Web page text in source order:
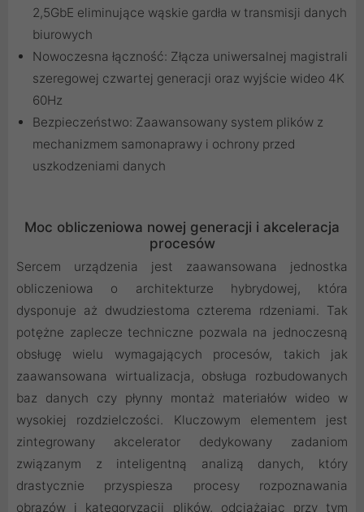
2,5GbE eliminujące wąskie gardła w transmisji danych
biurowych
Nowoczesna łączność: Złącza uniwersalnej magistrali
szeregowej czwartej generacji oraz wyjście wideo 4K
60Hz
Bezpieczeństwo: Zaawansowany system plików z
mechanizmem samonaprawy i ochrony przed
uszkodzeniami danych
Moc obliczeniowa nowej generacji i akceleracja
procesów
Sercem urządzenia jest zaawansowana jednostka
obliczeniowa o architekturze hybrydowej, która
dysponuje aż dwudziestoma czterema rdzeniami. Tak
potężne zaplecze techniczne pozwala na jednoczesną
obsługę wielu wymagających procesów, takich jak
zaawansowana wirtualizacja, obsługa rozbudowanych
baz danych czy płynny montaż materiałów wideo w
wysokiej rozdzielczości. Kluczowym elementem jest
zintegrowany akcelerator dedykowany zadaniom
związanym z inteligentną analizą danych, który
drastycznie przyspiesza procesy rozpoznawania
obrazów i kategoryzacji plików, odciążając przy tym